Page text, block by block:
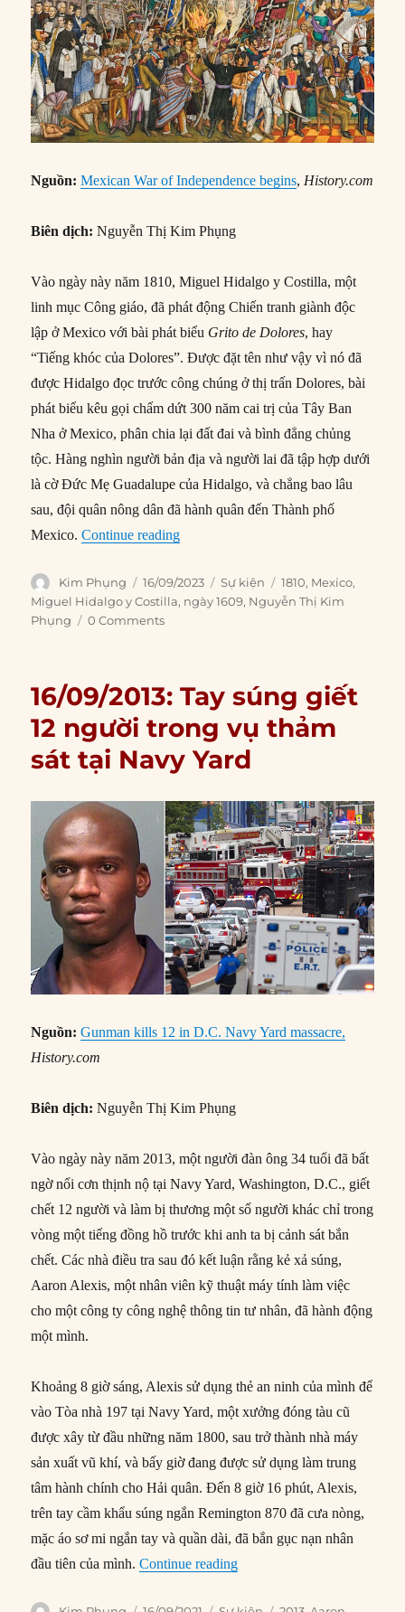
Nguồn:Mexican War of Independence begins, History.com
Biên dịch:Nguyễn Thị Kim Phụng
Vào ngày này năm 1810, Miguel Hidalgo y Costilla, một
linh mục Công giáo, đã phát động Chiến tranh giành độc
lập ở Mexico với bài phát biểu Grito de Dolores, hay
“Tiếng khóc của Dolores”. Được đặt tên như vậy vì nó đã
được Hidalgo đọc trước công chúng ở thị trấn Dolores, bài
phát biểu kêu gọi chấm dứt 300 năm cai trị của Tây Ban
Nha ở Mexico, phân chia lại đất đai và bình đẳng chủng
tộc. Hàng nghìn người bản địa và người lai đã tập hợp dưới
là cờ Đức Mẹ Guadalupe của Hidalgo, và chẳng bao lâu
sau, đội quân nông dân đã hành quân đến Thành phố
Mexico.Continue reading“16/09/1810: Chiến tranh giành độc
Author
Kim Phụng
Posted
on
16/09/2023 Categories
Sự kiện Tags
1810, Mexico,
Miguel Hidalgo y Costilla, ngày 1609, Nguyễn Thị Kim
Phụng
0 Comments
16/09/2013: Tay súng giết
12 người trong vụ thảm
sát tại Navy Yard
Nguồn:Gunman kills 12 in D.C. Navy Yard massacre,
History.com
Biên dịch: Nguyễn Thị Kim Phụng
Vào ngày này năm 2013, một người đàn ông 34 tuổi đã bất
ngờ nổi cơn thịnh nộ tại Navy Yard, Washington, D.C., giết
chết 12 người và làm bị thương một số người khác chỉ trong
vòng một tiếng đồng hồ trước khi anh ta bị cảnh sát bắn
chết. Các nhà điều tra sau đó kết luận rằng kẻ xả súng,
Aaron Alexis, một nhân viên kỹ thuật máy tính làm việc
cho một công ty công nghệ thông tin tư nhân, đã hành động
một mình.
Khoảng 8 giờ sáng, Alexis sử dụng thẻ an ninh của mình để
vào Tòa nhà 197 tại Navy Yard, một xưởng đóng tàu cũ
được xây từ đầu những năm 1800, sau trở thành nhà máy
sản xuất vũ khí, và bấy giờ đang được sử dụng làm trung
tâm hành chính cho Hải quân. Đến 8 giờ 16 phút, Alexis,
trên tay cầm khẩu súng ngắn Remington 870 đã cưa nòng,
mặc áo sơ mi ngắn tay và quần dài, đã bắn gục nạn nhân
đầu tiên của mình.Continue reading“16/09/2013: Tay súng giết